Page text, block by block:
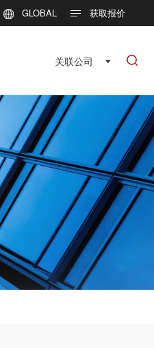
GLOBAL 获取报价
关联公司 